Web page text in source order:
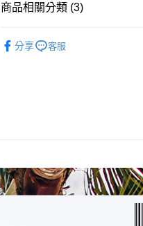
付」結帳頁面，進行簡訊認證並確認
【注意事項】
１．透過由恩沛科技股份有限公司提
交易，需依本服務之必要範圍內提
全家付款取貨
商品相關分類 (3)
分享 客服